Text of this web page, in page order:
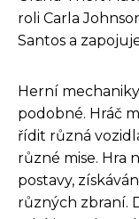
roli Carla
Santos a
Herní
podobné. Hráč
řídit různá
různé mise. Hra
postavy,
různých zbraní.